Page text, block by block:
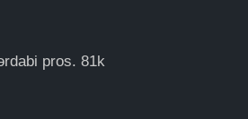
pros. 81k